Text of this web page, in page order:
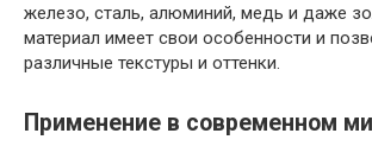
железо, сталь, алюминий, медь и даже
материал имеет свои особенности и
различные текстуры и оттенки.
Применение в современном